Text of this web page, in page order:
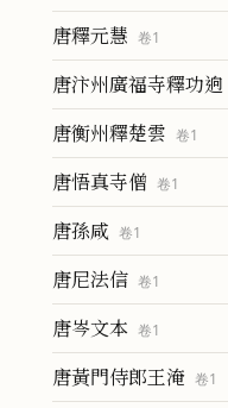
唐釋元慧 卷1
唐汴州廣福寺釋功逈
唐衡州釋楚雲 卷1
唐悟真寺僧 卷1
唐孫咸 卷1
唐尼法信 卷1
唐岑文本 卷1
唐黃門侍郎王淹 卷1